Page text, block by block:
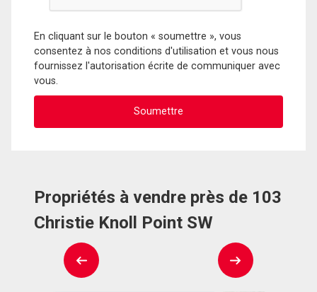
En cliquant sur le bouton « soumettre », vous
consentez à nos conditions d'utilisation et vous nous
fournissez l'autorisation écrite de communiquer avec
vous.
Propriétés à vendre près de 103
Christie Knoll Point SW